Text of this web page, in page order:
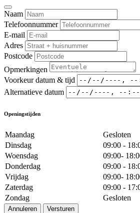
Naam
Telefoonnummer
E-mail
Adres
Postcode
Opmerkingen
Voorkeur datum & tijd
Alternatieve datum
Openingstijden
Maandag
Gesloten
Dinsdag
09:00 -
Woensdag
09:00-
Donderdag
09:00 -
Vrijdag
09:00-
Zaterdag
09:00 -
Zondag
Gesloten
Annuleren Versturen